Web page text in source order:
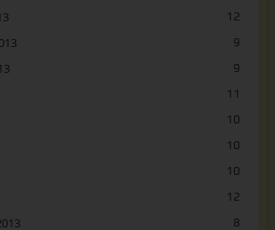
12
9
9
11
10
10
10
12
8